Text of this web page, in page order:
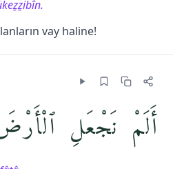
vay haline!
أَلَمْ نَجْعَلِ